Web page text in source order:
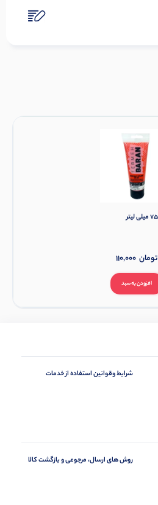
افزودن به سبد
110,000 تومان
شرایط وقوانین استفاده از خدمات
روش های ارسال، مرجوعی و بازگشت کالا